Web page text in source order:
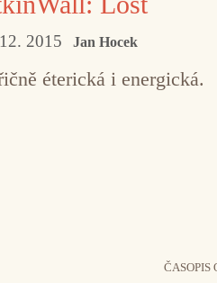
2015 Jan Hocek
éterická i energická.